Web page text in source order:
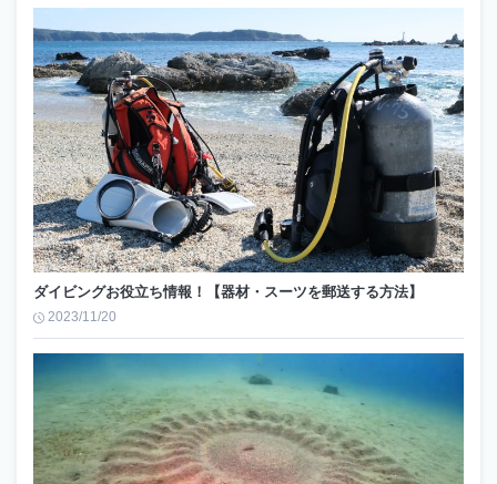
ダイビングお役立ち情報！【器材・スーツを郵送する方法】
2023/11/20